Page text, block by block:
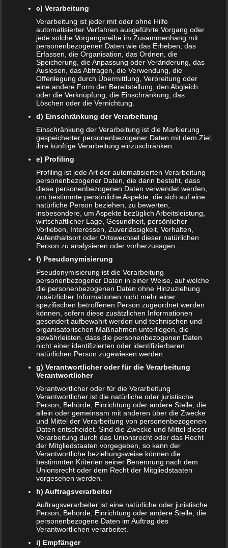
E-Mail-Adresse*
genommen.
Datenschutzerklärung|Datenauszug|Datenschutzeinstellungen
Löschanfrage| Fotonachweise|Impressum
NEUE ARTIKEL
Das sind die vier Phasen der Eltern-Kind-Beziehung
Bildschirmzeit für Kinder: So viel ist wirklich genug!
Schwangerschaft – ein kurzer Überblick
Schwangerschaft: 1. Trimester
Babyhaut schützen: So gelingt es am besten!
NEUE KOMMENTARE
Frank ZimmermannzuSchwanger von Affäre – was nun?
Kristin RudolphzuVollmachten für Kinder
zuVollmachten für Kinder
zuBRIO Angebote – Holzeisenbahnen besonders
SANDRAzuVollmachten für Kinder
NACHRICHTEN
Kinder- und Jugendstärkungsgesetz kommt
c) Verarbeitung
Verarbeitung ist jeder mit oder ohne Hilfe
automatisierter Verfahren ausgeführte Vorgang oder
jede solche Vorgangsreihe im Zusammenhang mit
personenbezogenen Daten wie das Erheben, das
Erfassen, die Organisation, das Ordnen, die
Speicherung, die Anpassung oder Veränderung, das
Auslesen, das Abfragen, die Verwendung, die
Offenlegung durch Übermittlung, Verbreitung oder
eine andere Form der Bereitstellung, den Abgleich
oder die Verknüpfung, die Einschränkung, das
Löschen oder die Vernichtung.
d) Einschränkung der Verarbeitung
Einschränkung der Verarbeitung ist die Markierung
gespeicherter personenbezogener Daten mit dem Ziel,
ihre künftige Verarbeitung einzuschränken.
e) Profiling
Profiling ist jede Art der automatisierten Verarbeitung
personenbezogener Daten, die darin besteht, dass
diese personenbezogenen Daten verwendet werden,
um bestimmte persönliche Aspekte, die sich auf eine
natürliche Person beziehen, zu bewerten,
insbesondere, um Aspekte bezüglich Arbeitsleistung,
wirtschaftlicher Lage, Gesundheit, persönlicher
Vorlieben, Interessen, Zuverlässigkeit, Verhalten,
Aufenthaltsort oder Ortswechsel dieser natürlichen
Person zu analysieren oder vorherzusagen.
f) Pseudonymisierung
Pseudonymisierung ist die Verarbeitung
personenbezogener Daten in einer Weise, auf welche
die personenbezogenen Daten ohne Hinzuziehung
zusätzlicher Informationen nicht mehr einer
spezifischen betroffenen Person zugeordnet werden
können, sofern diese zusätzlichen Informationen
gesondert aufbewahrt werden und technischen und
organisatorischen Maßnahmen unterliegen, die
gewährleisten, dass die personenbezogenen Daten
nicht einer identifizierten oder identifizierbaren
natürlichen Person zugewiesen werden.
g) Verantwortlicher oder für die Verarbeitung
Verantwortlicher
Verantwortlicher oder für die Verarbeitung
Verantwortlicher ist die natürliche oder juristische
Person, Behörde, Einrichtung oder andere Stelle, die
allein oder gemeinsam mit anderen über die Zwecke
und Mittel der Verarbeitung von personenbezogenen
Daten entscheidet. Sind die Zwecke und Mittel dieser
Verarbeitung durch das Unionsrecht oder das Recht
der Mitgliedstaaten vorgegeben, so kann der
Verantwortliche beziehungsweise können die
bestimmten Kriterien seiner Benennung nach dem
Unionsrecht oder dem Recht der Mitgliedstaaten
vorgesehen werden.
h) Auftragsverarbeiter
Auftragsverarbeiter ist eine natürliche oder juristische
Person, Behörde, Einrichtung oder andere Stelle, die
personenbezogene Daten im Auftrag des
Verantwortlichen verarbeitet.
i) Empfänger